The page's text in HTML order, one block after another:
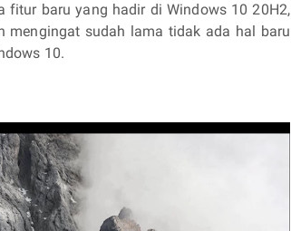
fitur baru yang hadir di Windows 10 20H2,
mengingat sudah lama tidak ada hal baru
10.